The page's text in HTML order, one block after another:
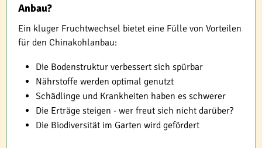
Anbau?
Ein kluger Fruchtwechsel bietet eine Fülle von Vorteilen
für den Chinakohlanbau:
Die Bodenstruktur verbessert sich spürbar
Nährstoffe werden optimal genutzt
Schädlinge und Krankheiten haben es schwerer
Die Erträge steigen - wer freut sich nicht darüber?
Die Biodiversität im Garten wird gefördert